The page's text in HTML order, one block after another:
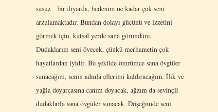
susuz bir diyarda, bedenim ne kadar çok seni
arzulamaktadır. Bundan dolayı gücünü ve izzetini
görmek için, kutsal yerde sana göründüm.
Dudaklarım seni övecek, çünkü merhametin çok
hayatlardan iyidir. Bu şekilde ömrümce sana övgüler
sunacağım, senin adınla ellerimi kaldıracağım. İlik ve
yağla doyarcasına canım doyacak, ağzım da sevinçli
dudaklarla sana övgüler sunacak. Döşeğimde seni